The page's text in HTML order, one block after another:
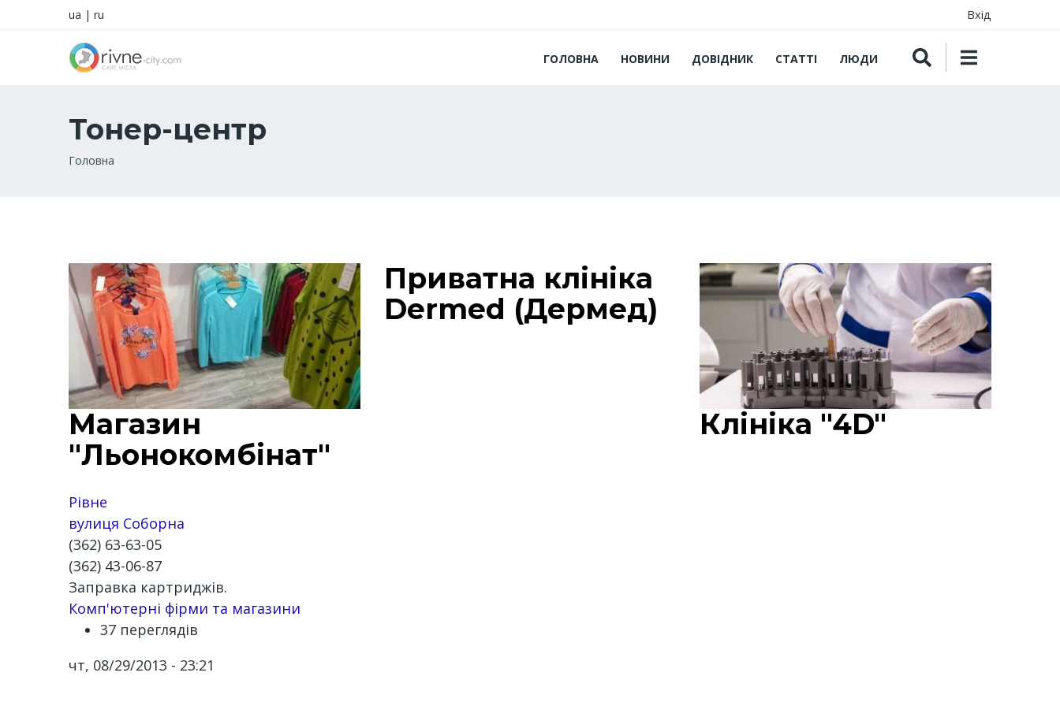
ua | ru Вхід
ГОЛОВНА НОВИНИ ДОВІДНИК СТАТТІ ЛЮДИ
Тонер-центр
Рядок
Головна
Магазин
"Льонокомбінат"
Приватна клініка
Dermed (Дермед)
Клініка "4D"
Рівне
вулиця Соборна
(362) 63-63-05
(362) 43-06-87
Заправка картриджів.
Комп'ютерні фірми та магазини
37 переглядів
чт, 08/29/2013 - 23:21